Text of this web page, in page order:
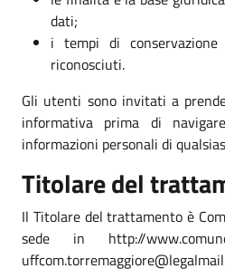
dati;
i tempi di
riconosciuti.
Gli utenti sono invitati a
informativa prima di
informazioni personali di
Titolare del
Il Titolare del trattamento è
sede in http://